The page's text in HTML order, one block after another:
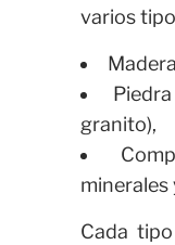
varios
granito),
minerales
Cada